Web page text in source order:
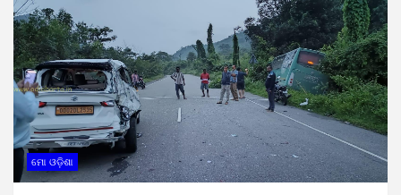
ମୋ ଓଡ଼ିଶା